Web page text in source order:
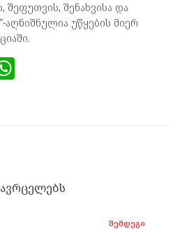
შეფუთვის, შენახვისა და
აღნიშნულია უწყების მიერ
p
p
ავრცელებს
ᲨᲔᲛᲓᲔᲒᲘ